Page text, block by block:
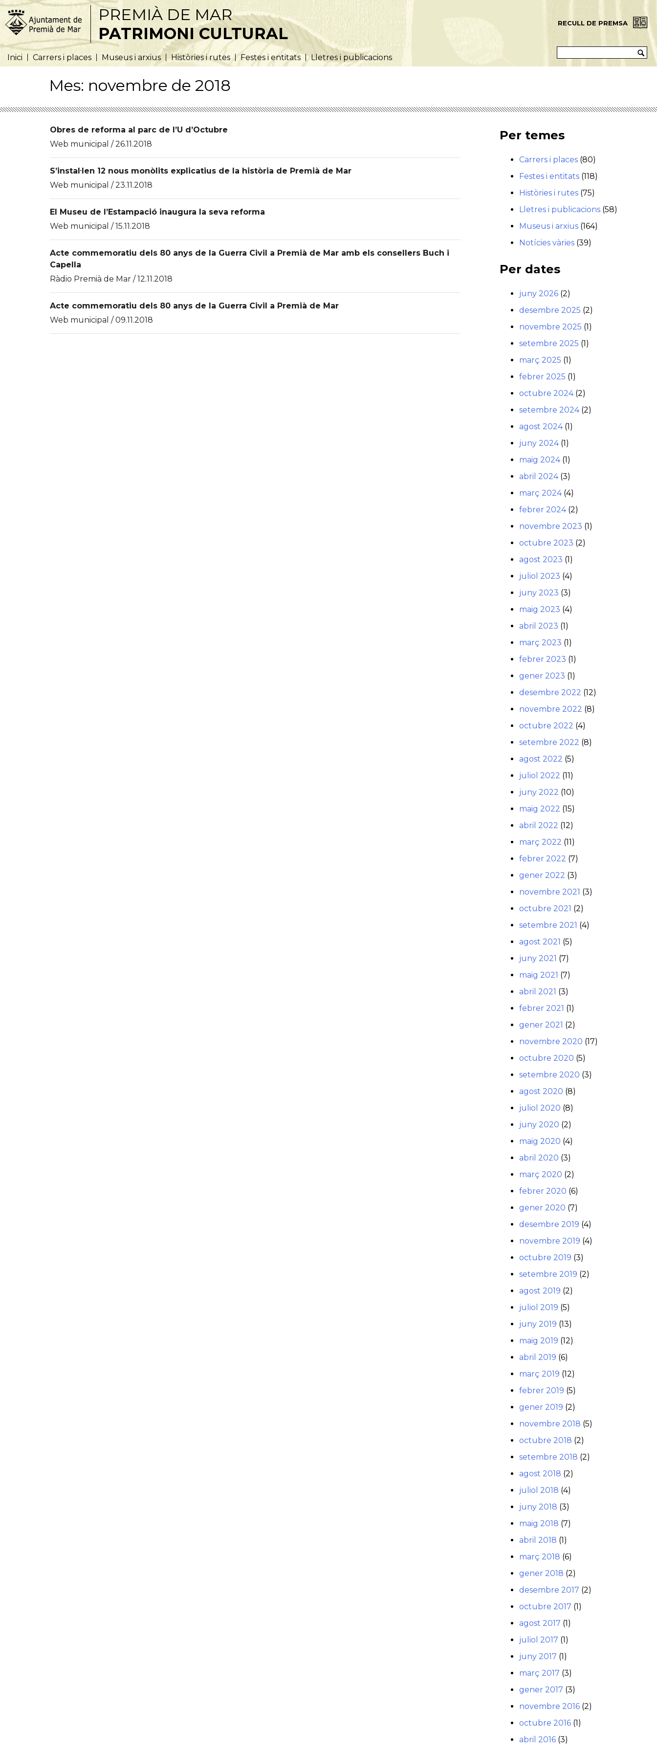
PREMIÀ DE MAR
PATRIMONI CULTURAL
Inici Carrers i places Museus i arxius Històries i rutes Festes i entitats Lletres i publicacions
RECULL DE PREMSA
Mes: novembre de 2018
Obres de reforma al parc de l’U d’Octubre
Web municipal / 26.11.2018
S’instal·len 12 nous monòlits explicatius de la història de Premià de Mar
Web municipal / 23.11.2018
El Museu de l’Estampació inaugura la seva reforma
Web municipal / 15.11.2018
Acte commemoratiu dels 80 anys de la Guerra Civil a Premià de Mar amb els consellers Buch i
Capella
Ràdio Premià de Mar / 12.11.2018
Acte commemoratiu dels 80 anys de la Guerra Civil a Premià de Mar
Web municipal / 09.11.2018
Per temes
Carrers i places (80)
Festes i entitats (118)
Històries i rutes (75)
Lletres i publicacions (58)
Museus i arxius (164)
Notícies vàries (39)
Per dates
juny 2026 (2)
desembre 2025 (2)
novembre 2025 (1)
setembre 2025 (1)
març 2025 (1)
febrer 2025 (1)
octubre 2024(2)
setembre 2024(2)
agost 2024(1)
juny 2024(1)
maig 2024(1)
abril 2024(3)
març 2024(4)
febrer 2024(2)
novembre 2023 (1)
octubre 2023 (2)
agost 2023 (1)
juliol 2023 (4)
juny 2023 (3)
maig 2023 (4)
abril 2023 (1)
març 2023 (1)
febrer 2023 (1)
gener 2023 (1)
desembre 2022 (12)
novembre 2022 (8)
octubre 2022 (4)
setembre 2022 (8)
agost 2022 (5)
juliol 2022 (11)
juny 2022 (10)
maig 2022 (15)
abril 2022 (12)
març 2022 (11)
febrer 2022 (7)
gener 2022 (3)
novembre 2021 (3)
octubre 2021 (2)
setembre 2021 (4)
agost 2021 (5)
juny 2021 (7)
maig 2021 (7)
abril 2021 (3)
febrer 2021 (1)
gener 2021 (2)
novembre 2020 (17)
octubre 2020 (5)
setembre 2020 (3)
agost 2020 (8)
juliol 2020 (8)
juny 2020 (2)
maig 2020 (4)
abril 2020 (3)
març 2020 (2)
febrer 2020 (6)
gener 2020 (7)
desembre 2019 (4)
novembre 2019 (4)
octubre 2019 (3)
setembre 2019 (2)
agost 2019 (2)
juliol 2019 (5)
juny 2019 (13)
maig 2019 (12)
abril 2019 (6)
març 2019 (12)
febrer 2019 (5)
gener 2019 (2)
novembre 2018 (5)
octubre 2018 (2)
setembre 2018 (2)
agost 2018 (2)
juliol 2018 (4)
juny 2018 (3)
maig 2018 (7)
abril 2018 (1)
març 2018 (6)
gener 2018 (2)
desembre 2017 (2)
octubre 2017 (1)
agost 2017 (1)
juliol 2017 (1)
juny 2017 (1)
març 2017 (3)
gener 2017 (3)
novembre 2016 (2)
octubre 2016 (1)
abril 2016 (3)